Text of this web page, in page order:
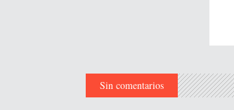
Sin comentarios